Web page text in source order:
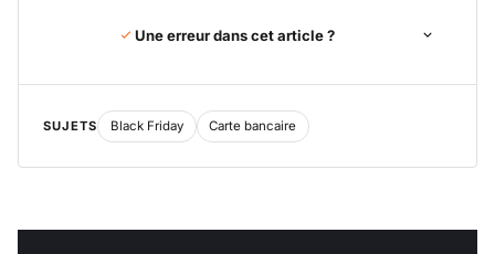
Une erreur dans cet article ?
SUJETS Black Friday Carte bancaire